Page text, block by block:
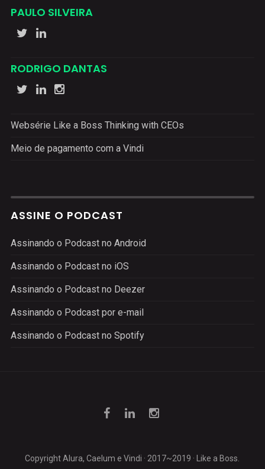
PAULO SILVEIRA
RODRIGO DANTAS
Websérie Like a Boss Thinking with CEOs
Meio de pagamento com a Vindi
ASSINE O PODCAST
Assinando o Podcast no Android
Assinando o Podcast no iOS
Assinando o Podcast no Deezer
Assinando o Podcast por e-mail
Assinando o Podcast no Spotify
Copyright Alura, Caelum e Vindi · 2017~2019 · Like a Boss.